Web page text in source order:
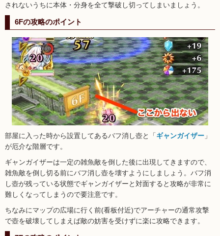
されないうちに本体・分身を全て撃破し切ってしまいましょう。
6Fの攻略のポイント
部屋に入った時から設置してあるバフ消し壺と「ギャンガイザー 」
が厄介な階層です。
ギャンガイザーは一定の雑魚敵を倒した後に出現してきますので、
雑魚敵を倒し切る前にバフ消し壺を壊すようにしましょう。バフ消
し壺が残っている状態でギャンガイザーと対面すると攻略が非常に
難しくなってしまうので要注意です。
ちなみにマップの広場に行く前(看板付近)でアーチャーの通常攻撃
で壺を破壊してしまえば敵の妨害を受けずに楽に攻略できます。